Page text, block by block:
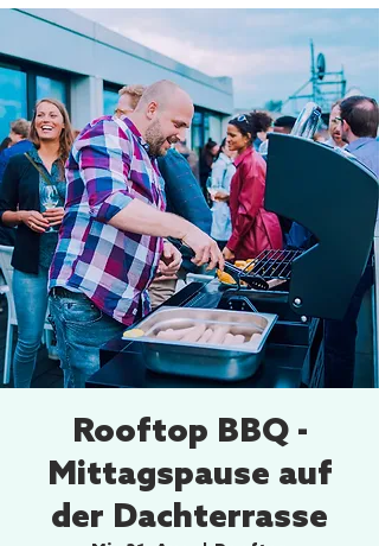
Rooftop BBQ -
Mittagspause auf
der Dachterrasse